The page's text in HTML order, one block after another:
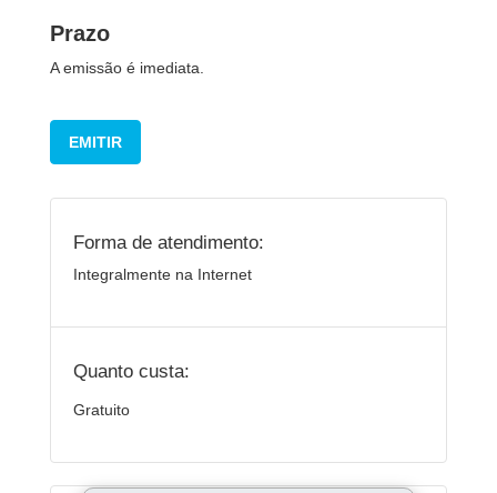
Prazo
A emissão é imediata.
EMITIR
Forma de atendimento:
Integralmente na Internet
Quanto custa:
Gratuito